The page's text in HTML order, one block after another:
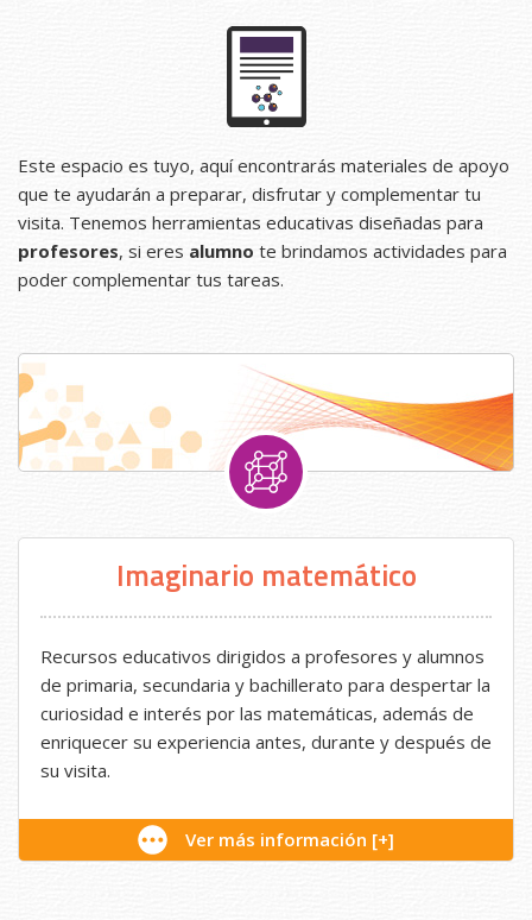
Este espacio es tuyo, aquí encontrarás materiales de apoyo
que te ayudarán a preparar, disfrutar y complementar tu
visita. Tenemos herramientas educativas diseñadas para
profesores, si eres alumno te brindamos actividades para
poder complementar tus tareas.
Imaginario matemático
Recursos educativos dirigidos a profesores y alumnos
de primaria, secundaria y bachillerato para despertar la
curiosidad e interés por las matemáticas, además de
enriquecer su experiencia antes, durante y después de
su visita.
Ver más información [+]